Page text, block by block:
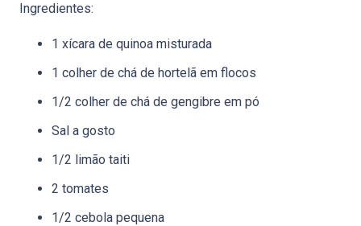
Ingredientes:
1 xícara de quinoa misturada
1 colher de chá de hortelã em flocos
1/2 colher de chá de gengibre em pó
Sal a gosto
1/2 limão taiti
2 tomates
1/2 cebola pequena